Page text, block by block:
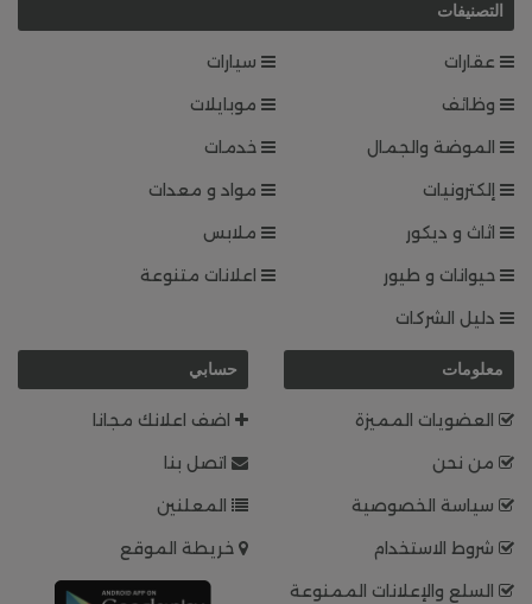
التصنيفات
عقارات
سيارات
وظائف
موبايلات
الموضة والجمال
خدمات
إلكترونيات
مواد و معدات
اثاث و ديكور
ملابس
حيوانات و طيور
اعلانات متنوعة
دليل الشركات
معلومات
العضويات المميزة
من نحن
سياسة الخصوصية
شروط الاستخدام
السلع والإعلانات الممنوعة
حسابي
اضف اعلانك مجانا
اتصل بنا
المعلنين
خريطة الموقع